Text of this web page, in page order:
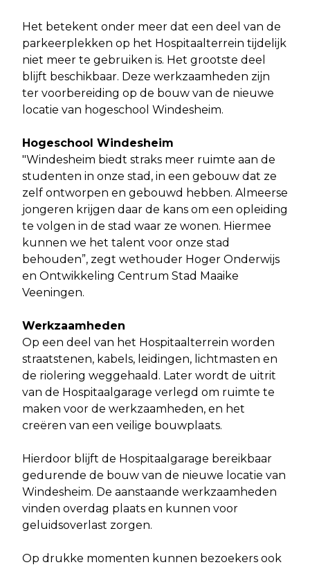
Het betekent onder meer dat een deel van de
parkeerplekken op het Hospitaalterrein tijdelijk
niet meer te gebruiken is. Het grootste deel
blijft beschikbaar. Deze werkzaamheden zijn
ter voorbereiding op de bouw van de nieuwe
locatie van hogeschool Windesheim.
Hogeschool Windesheim
"Windesheim biedt straks meer ruimte aan de
studenten in onze stad, in een gebouw dat ze
zelf ontworpen en gebouwd hebben. Almeerse
jongeren krijgen daar de kans om een opleiding
te volgen in de stad waar ze wonen. Hiermee
kunnen we het talent voor onze stad
behouden”, zegt wethouder Hoger Onderwijs
en Ontwikkeling Centrum Stad Maaike
Veeningen.
Werkzaamheden
Op een deel van het Hospitaalterrein worden
straatstenen, kabels, leidingen, lichtmasten en
de riolering weggehaald. Later wordt de uitrit
van de Hospitaalgarage verlegd om ruimte te
maken voor de werkzaamheden, en het
creëren van een veilige bouwplaats.
Hierdoor blijft de Hospitaalgarage bereikbaar
gedurende de bouw van de nieuwe locatie van
Windesheim. De aanstaande werkzaamheden
vinden overdag plaats en kunnen voor
geluidsoverlast zorgen.
Op drukke momenten kunnen bezoekers ook